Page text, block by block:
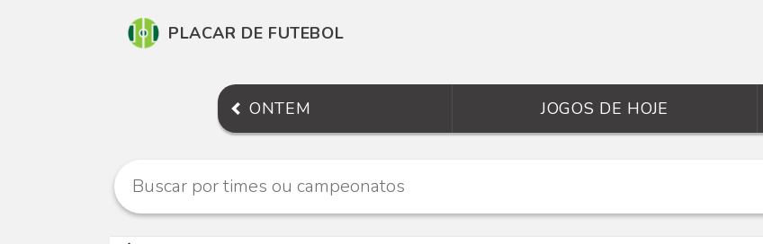
PLACAR DE FUTEBOL
ONTEM JOGOS DE HOJE